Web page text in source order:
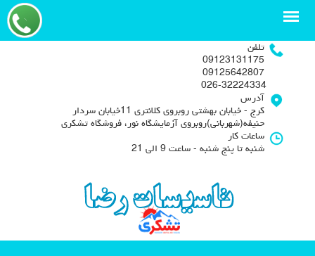
تلفن
09123131175
09125642807
آدرس
کرج - خیابان بهشتی روبروی کلانتری 11خیابان سردار
حنیفه(شهربانی)روبروی آزمایشگاه نور، فروشگاه تشکری
ساعات کار
شنبه تا پنج شنبه - ساعت 9 الی 21